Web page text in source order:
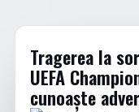
Tragerea la
UEFA
cunoaște